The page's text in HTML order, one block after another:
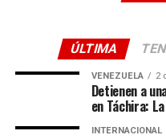
ÚLTIMA
VENEZUELA 2
Detienen a
en Táchira:
INTERNACIONAL